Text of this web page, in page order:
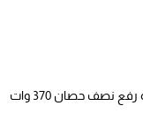
موتور مياه رفع نصف حصان 370 وات